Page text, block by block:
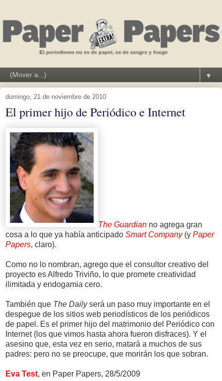
▼
domingo, 21 de noviembre de 2010
El primer hijo de Periódico e Internet
The Guardian no agrega gran
cosa a lo que ya había anticipado Smart Company(y Paper
Papers, claro).
Como no lo nombran, agrego que el consultor creativo del
proyecto es Alfredo Triviño, lo que promete creatividad
ilimitada y endogamia cero.
También que The Dailyserá un paso muy importante en el
despegue de los sitios web periodísticos de los periódicos
de papel. Es el primer hijo del matrimonio del Periódico con
Internet (los que vimos hasta ahora fueron disfraces). Y el
asesino que, esta vez en serio, matará a muchos de sus
padres: pero no se preocupe, que morirán los que sobran.
Eva Test, en Paper Papers, 28/5/2009